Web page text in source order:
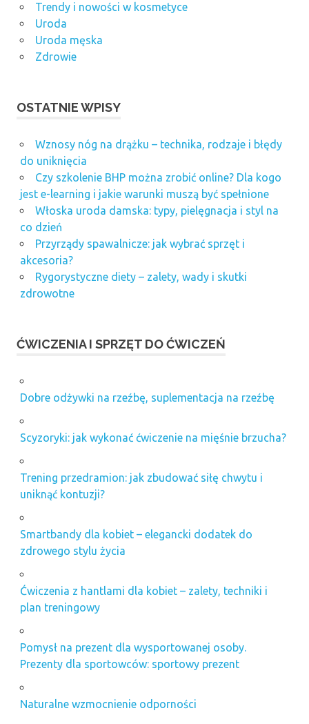
Trendy i nowości w kosmetyce
Uroda
Uroda męska
Zdrowie
OSTATNIE WPISY
Wznosy nóg na drążku – technika, rodzaje i błędy
do uniknięcia
Czy szkolenie BHP można zrobić online? Dla kogo
jest e-learning i jakie warunki muszą być spełnione
Włoska uroda damska: typy, pielęgnacja i styl na
co dzień
Przyrządy spawalnicze: jak wybrać sprzęt i
akcesoria?
Rygorystyczne diety – zalety, wady i skutki
zdrowotne
ĆWICZENIA I SPRZĘT DO ĆWICZEŃ
Dobre odżywki na rzeźbę, suplementacja na rzeźbę
Scyzoryki: jak wykonać ćwiczenie na mięśnie brzucha?
Trening przedramion: jak zbudować siłę chwytu i
uniknąć kontuzji?
Smartbandy dla kobiet – elegancki dodatek do
zdrowego stylu życia
Ćwiczenia z hantlami dla kobiet – zalety, techniki i
plan treningowy
Pomysł na prezent dla wysportowanej osoby.
Prezenty dla sportowców: sportowy prezent
Naturalne wzmocnienie odporności